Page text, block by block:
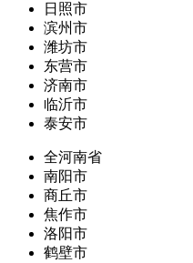
日照市
滨州市
潍坊市
东营市
济南市
临沂市
泰安市
全河南省
南阳市
商丘市
焦作市
洛阳市
鹤壁市